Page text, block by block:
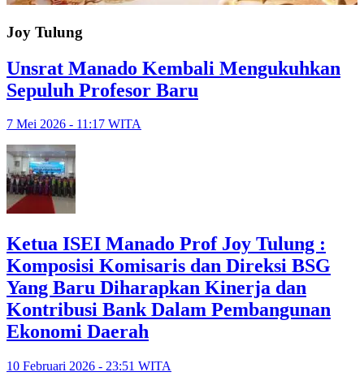
Joy Tulung
Unsrat Manado Kembali Mengukuhkan
Sepuluh Profesor Baru
7 Mei 2026 - 11:17 WITA
Ketua ISEI Manado Prof Joy Tulung :
Komposisi Komisaris dan Direksi BSG
Yang Baru Diharapkan Kinerja dan
Kontribusi Bank Dalam Pembangunan
Ekonomi Daerah
10 Februari 2026 - 23:51 WITA